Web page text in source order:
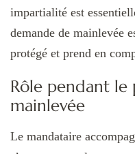
impartialité est
demande de mainlevée
protégé et prend en
Rôle pendant le
mainlevée
Le mandataire